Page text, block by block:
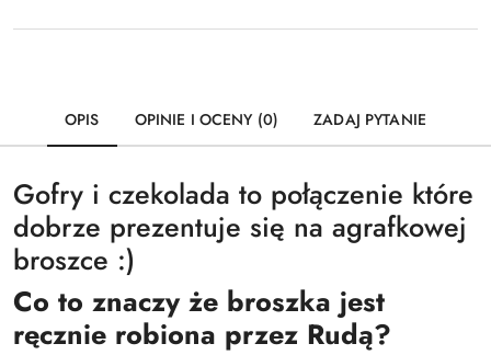
OPIS OPINIE I OCENY (0) ZADAJ PYTANIE
Gofry i czekolada to połączenie które
dobrze prezentuje się na agrafkowej
broszce :)
Co to znaczy że broszka jest
ręcznie robiona przez Rudą?